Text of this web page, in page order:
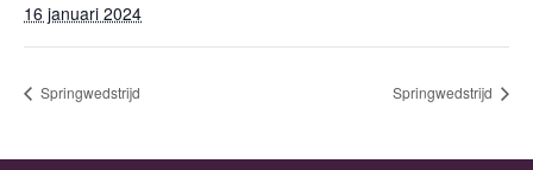
16 januari 2024
Springwedstrijd Springwedstrijd